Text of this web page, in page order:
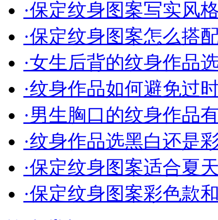
·保定纹身图案写实风
·保定纹身图案怎么搭
·女生后背的纹身作品
·纹身作品如何避免过
·男生胸口的纹身作品
·纹身作品选黑白还是
·保定纹身图案适合夏
·保定纹身图案彩色款